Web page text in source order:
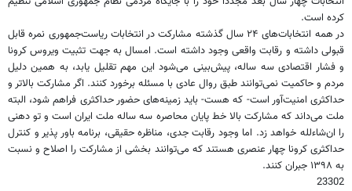
کرده است.
در همه انتخابات‌های ۲۴ سال گذشته مشارکت در انتخابات ریاست‌جمهوری نمره قابل
قبولی داشته و رقابت واقعی وجود داشته است. امسال به جهت تثبیت ویروس کرونا
و فشار اقتصادی سه ساله، پیش‌بینی می‌شود این مهم تقلیل یابد، به همین دلیل
مردم و حاکمیت نمی‌توانند طبق روال عادی با مسئله برخورد کنند. اگر مشارکت بالاتر و
حداکثری امنیت‌آور است- که هست- باید زمینه‌های حضور حداکثری فراهم شود، البته
ملت می‌داند که مشارکت بالا خط پایان محاصره سه ساله ملت ایران است و تو دهنی
را ان‌شاءلله خواهد زد. اما وجود رقابت جدی، مناظره حقیقی، برنامه باور پذیر و کنترل
حداکثری کرونا چهار عنصری هستند که می‌توانند بخشی از مشارکت را اصلاح و نسبت
به ۱۳۹۸ جبران کنند.
23302